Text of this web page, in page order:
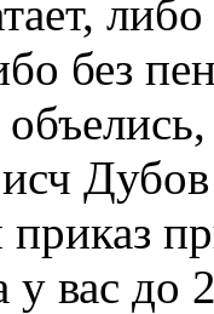
без
вас до